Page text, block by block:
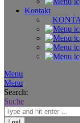
Kontakt
Menu
Menu
Search:
Suche